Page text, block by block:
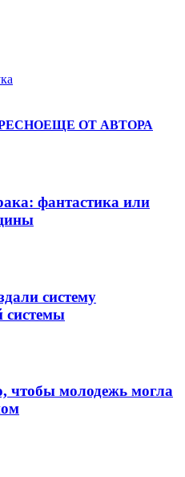
ЕЩЕ ОТ АВТОРА
фантастика или
систему
системы
чтобы молодежь могла